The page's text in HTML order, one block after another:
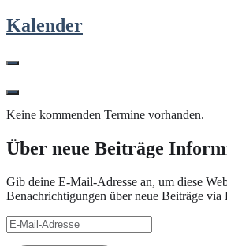
Kalender
Keine kommenden Termine vorhanden.
Über neue Beiträge
Gib deine E-Mail-Adresse an, um diese
Benachrichtigungen über neue Beiträge via
E-
Mail-